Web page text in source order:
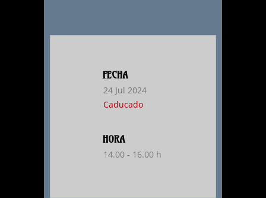
FECHA
24 Jul 2024
Caducado
HORA
14.00 - 16.00 h